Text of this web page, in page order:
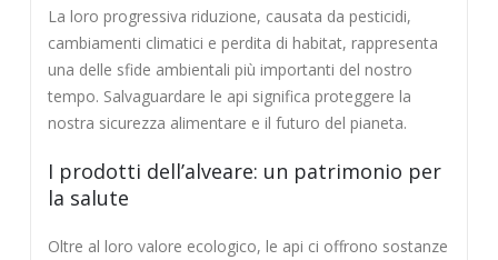
La loro progressiva riduzione, causata da pesticidi,
cambiamenti climatici e perdita di habitat, rappresenta
una delle sfide ambientali più importanti del nostro
tempo. Salvaguardare le api significa proteggere la
nostra sicurezza alimentare e il futuro del pianeta.
I prodotti dell’alveare: un patrimonio per
la salute
Oltre al loro valore ecologico, le api ci offrono sostanze